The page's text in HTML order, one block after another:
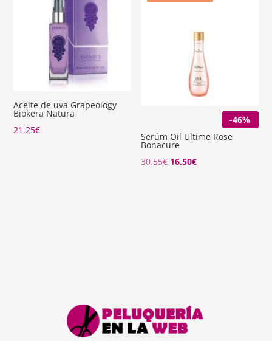
Aceite de uva Grapeology
Biokera Natura
21,25€
-46%
Serúm Oil Ultime Rose
Bonacure
30,55€ El
16,50€El